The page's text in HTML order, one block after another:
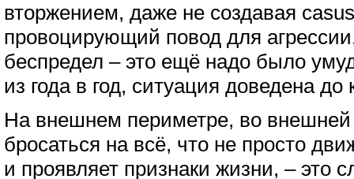
вторжением, даже не создавая
провоцирующий повод для
беспредел – это ещё надо было
из года в год, ситуация доведена до
На внешнем периметре, во внешней
бросаться на всё, что не просто
и проявляет признаки жизни, – это